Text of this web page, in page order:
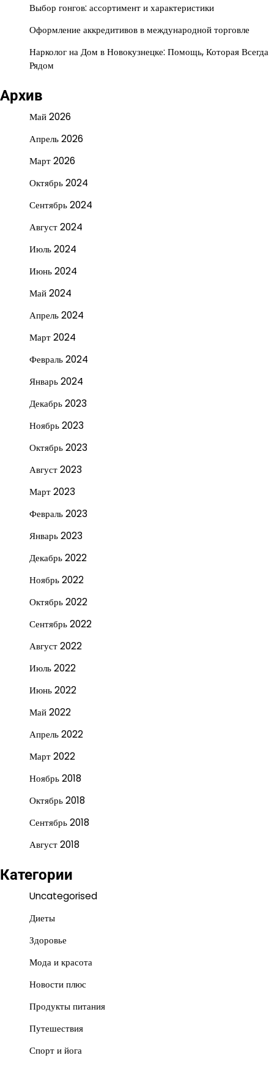
Выбор гонгов: ассортимент и характеристики
Оформление аккредитивов в международной торговле
Нарколог на Дом в Новокузнецке: Помощь, Которая Всегда
Рядом
Архив
Май 2026
Апрель 2026
Март 2026
Октябрь 2024
Сентябрь 2024
Август 2024
Июль 2024
Июнь 2024
Май 2024
Апрель 2024
Март 2024
Февраль 2024
Январь 2024
Декабрь 2023
Ноябрь 2023
Октябрь 2023
Август 2023
Март 2023
Февраль 2023
Январь 2023
Декабрь 2022
Ноябрь 2022
Октябрь 2022
Сентябрь 2022
Август 2022
Июль 2022
Июнь 2022
Май 2022
Апрель 2022
Март 2022
Ноябрь 2018
Октябрь 2018
Сентябрь 2018
Август 2018
Категории
Uncategorised
Диеты
Здоровье
Мода и красота
Новости плюс
Продукты питания
Путешествия
Спорт и йога